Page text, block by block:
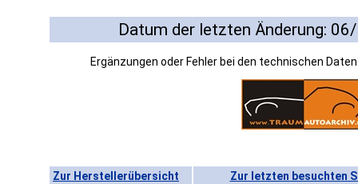
Datum der letzten Änderung:
Ergänzungen oder Fehler bei den technischen
Zur Herstellerübersicht Zur letzten besuchten